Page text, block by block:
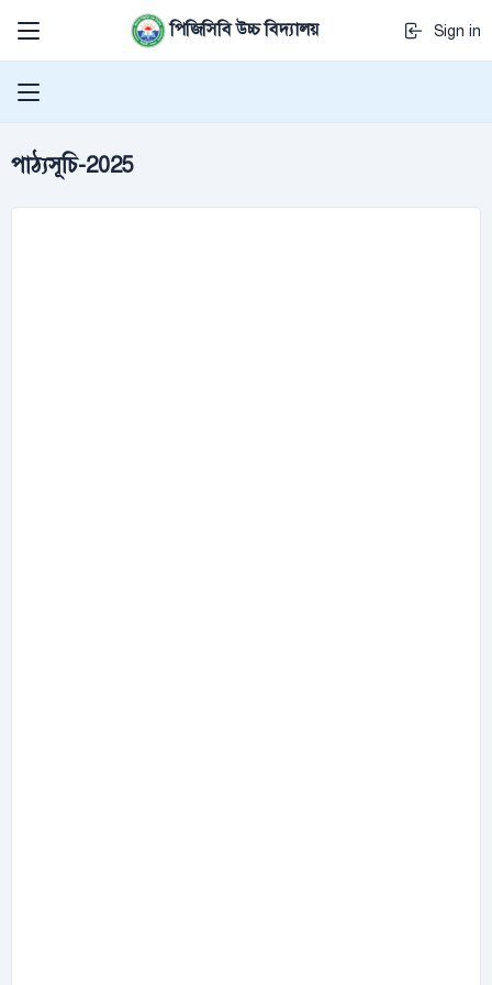
পিজিসিবি উচ্চ বিদ্যালয় Sign in
পাঠ্যসূচি-2025